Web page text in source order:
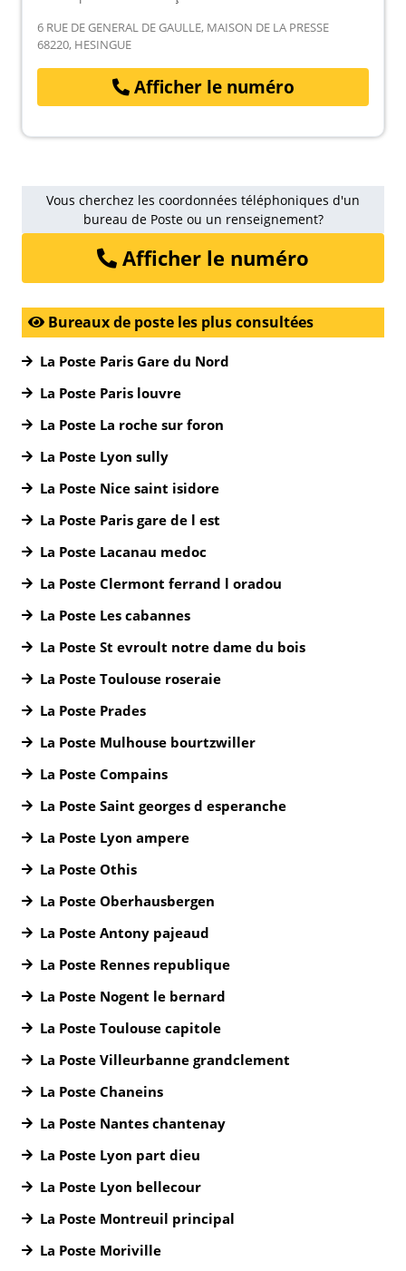
6 RUE DE GENERAL DE GAULLE, MAISON DE LA PRESSE
68220, HESINGUE
Afficher le numéro
Vous cherchez les coordonnées téléphoniques d'un
bureau de Poste ou un renseignement?
Afficher le numéro
Bureaux de poste les plus consultées
La Poste Paris Gare du Nord
La Poste Paris louvre
La Poste La roche sur foron
La Poste Lyon sully
La Poste Nice saint isidore
La Poste Paris gare de l est
La Poste Lacanau medoc
La Poste Clermont ferrand l oradou
La Poste Les cabannes
La Poste St evroult notre dame du bois
La Poste Toulouse roseraie
La Poste Prades
La Poste Mulhouse bourtzwiller
La Poste Compains
La Poste Saint georges d esperanche
La Poste Lyon ampere
La Poste Othis
La Poste Oberhausbergen
La Poste Antony pajeaud
La Poste Rennes republique
La Poste Nogent le bernard
La Poste Toulouse capitole
La Poste Villeurbanne grandclement
La Poste Chaneins
La Poste Nantes chantenay
La Poste Lyon part dieu
La Poste Lyon bellecour
La Poste Montreuil principal
La Poste Moriville